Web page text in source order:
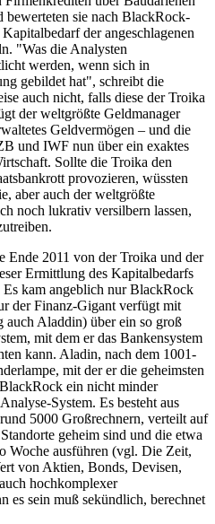
bewerteten sie nach BlackRock-
der angeschlagenen
"Was die Analysten
werden, wenn sich in
gebildet hat", schreibt die
auch nicht, falls diese der Troika
der weltgrößte Geldmanager
Geldvermögen – und die
und IWF nun über ein exaktes
Sollte die Troika den
provozieren, wüssten
aber auch der weltgrößte
noch lukrativ versilbern lassen,
2011 von der Troika und der
Ermittlung des Kapitalbedarfs
kam angeblich nur BlackRock
der Finanz-Gigant verfügt mit
auch Aladdin) über ein so groß
mit dem er das Bankensystem
kann. Aladin, nach dem 1001-
mit der er die geheimsten
ein nicht minder
System. Es besteht aus
5000 Großrechnern, verteilt auf
geheim sind und die etwa
Woche ausführen (vgl. Die Zeit,
von Aktien, Bonds, Devisen,
hochkomplexer
es sein muß sekündlich, berechnet